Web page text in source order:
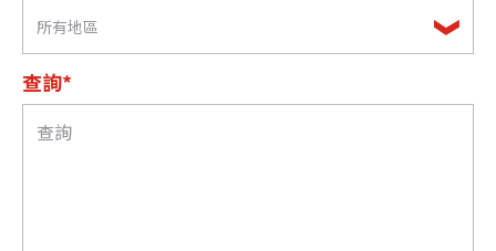
所有地區
查詢*